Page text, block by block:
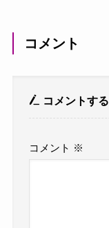
コメント
コメントする
コメント ※